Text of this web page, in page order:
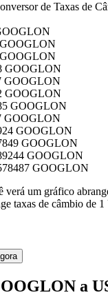
de Taxas de
GOOGLON
GOOGLON
GOOGLON
GOOGLON
GOOGLON
GOOGLON
GOOGLON
GOOGLON
GOOGLON
verá um gráfico
taxas de câmbio de
a